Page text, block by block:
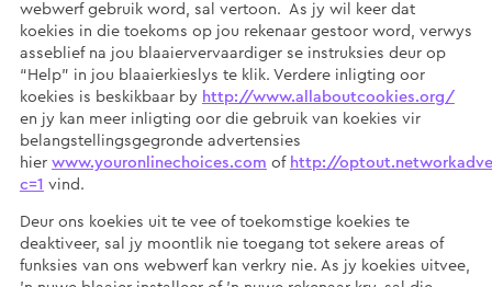
webwerf gebruik word, sal vertoon. As jy wil keer dat
koekies in die toekoms op jou rekenaar gestoor word, verwys
asseblief na jou blaaiervervaardiger se instruksies deur op
“Help” in jou blaaierkieslys te klik. Verdere inligting oor
koekies is beskikbaar by http://www.allaboutcookies.org/
en jy kan meer inligting oor die gebruik van koekies vir
belangstellingsgegronde advertensies
hier www.youronlinechoices.com of http://
c=1 vind.
Deur ons koekies uit te vee of toekomstige koekies te
deaktiveer, sal jy moontlik nie toegang tot sekere areas of
funksies van ons webwerf kan verkry nie. As jy koekies uitvee,